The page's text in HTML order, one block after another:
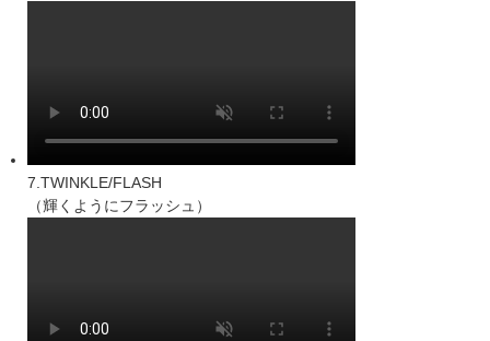
7.TWINKLE/FLASH
（輝くようにフラッシュ）